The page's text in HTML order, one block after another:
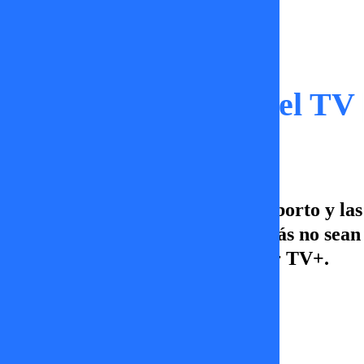
Las Noches de Porcel
En este capítulo: hablamos del aborto y
revisamos las noticias que “Quizás no
Porcel TV, de lunes a viernes por TV+.